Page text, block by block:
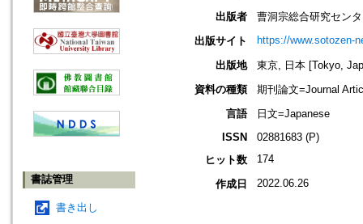
書誌管理
書き出し
出版者
曹洞宗総合研究セン
出版サイト
https://www.sotozen-
出版地
東京, 日本 [Tokyo,
資料の種類
期刊論文=Journal
言語
日文=Japanese
ISSN
02881683 (P)
ヒット数
174
作成日 2022.06.26